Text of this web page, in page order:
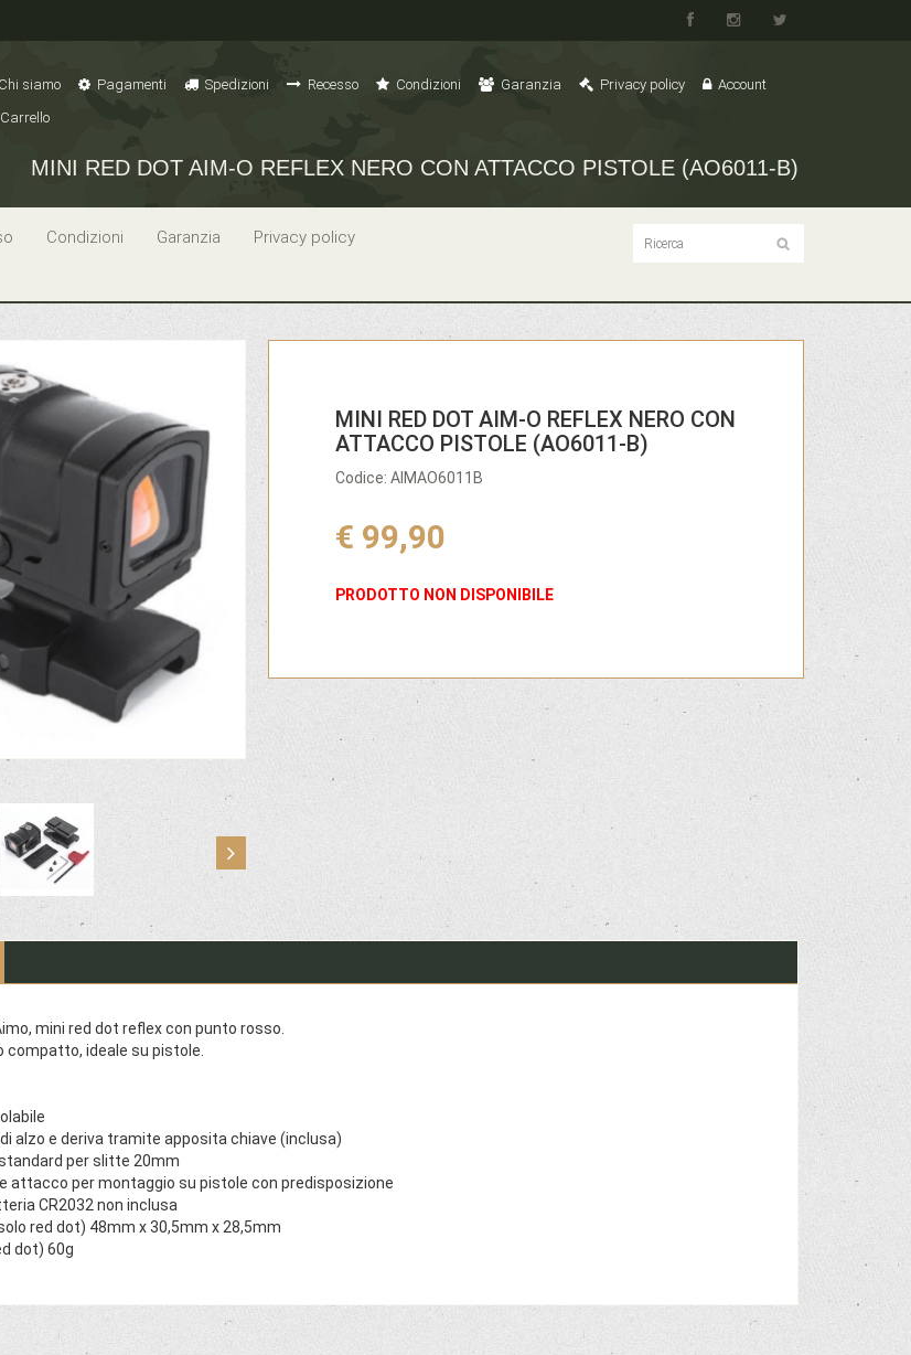
Chi siamo Pagamenti Spedizioni Recesso Condizioni Garanzia Privacy policy
Account
Carrello
MINI RED DOT AIM-O REFLEX NERO CON ATTACCO PISTOLE (AO6011-B)
Condizioni Garanzia
Privacy policy
MINI RED DOT AIM-O REFLEX NERO CON
ATTACCO PISTOLE (AO6011-B)
Codice: AIMAO6011B
€ 99,90
PRODOTTO NON DISPONIBILE
mini red dot reflex con punto rosso.
compatto, ideale su pistole.
alzo e deriva tramite apposita chiave (inclusa)
per slitte 20mm
attacco per montaggio su pistole con predisposizione
CR2032 non inclusa
red dot) 48mm x 30,5mm x 28,5mm
dot) 60g